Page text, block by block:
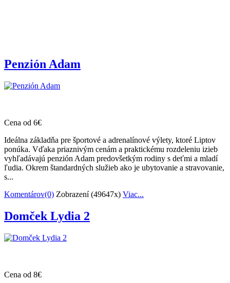
Penzión Adam
Cena od 6€
Ideálna základňa pre športové a adrenalínové výlety, ktoré Liptov
ponúka. Vďaka priaznivým cenám a praktickému rozdeleniu izieb
vyhľadávajú penzión Adam predovšetkým rodiny s deťmi a mladí
ľudia. Okrem štandardných služieb ako je ubytovanie a stravovanie,
s...
Komentárov(0) Zobrazení (49647x) Viac...
Domček Lydia 2
Cena od 8€